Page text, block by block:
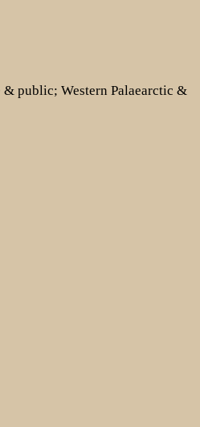
public; Western Palaearctic &